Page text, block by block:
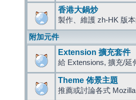
香港大鍋炒
製作、維護 zh-HK 版
附加元件
Extension 擴充套件
給 Extensions, 擴充/延
Theme 佈景主題
推薦或討論各式